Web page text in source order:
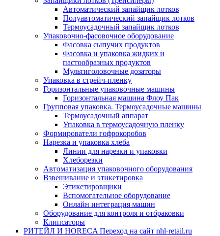
Автоматический запайщик лотков
Полуавтоматический запайщик лотков
Термоусадочный запайщик лотков
Упаковочно-фасовочное оборудование
Фасовка сыпучих продуктов
Фасовка и упаковка жидких и
пастообразных продуктов
Мультиголовочные дозаторы
Упаковка в стрейч-пленку
Горизонтальные упаковочные машины
Горизонтальная машина Флоу Пак
Групповая упаковка. Термоусадочные машины
Термоусадочный аппарат
Упаковка в термоусадочную пленку
Формирователи гофрокоробов
Нарезка и упаковка хлеба
Линии для нарезки и упаковки
Хлеборезки
Автоматизация упаковочного оборудования
Взвешивание и этикетировка
Этикетировщики
Вспомогательное оборудование
Онлайн интеграция машин
Оборудование для контроля и отбраковки
Клипсаторы
РИТЕЙЛ И HORECAПереход на сайт nhl-retail.ru